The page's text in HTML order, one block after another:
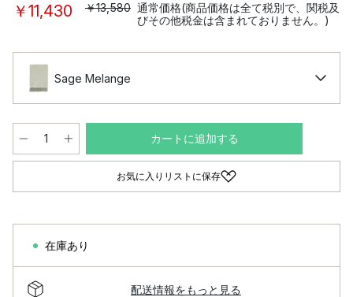
￥11,430 ￥13,580 通常価格(商品価格は全て税別で、関税及
びその他税金は含まれておりません。)
Sage Melange
カートに追加する
お気に入りリストに保存
在庫あり
配送情報をもっと見る